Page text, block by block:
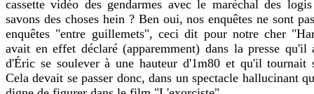
cassette vidéo des gendarmes avec le maréchal des
savons des choses hein ? Ben oui, nos enquêtes ne sont
enquêtes "entre guillemets", ceci dit pour notre cher
avait en effet déclaré (apparemment) dans la presse
d'Éric se soulever à une hauteur d'1m80 et qu'il tournait
Cela devait se passer donc, dans un spectacle hallucinant